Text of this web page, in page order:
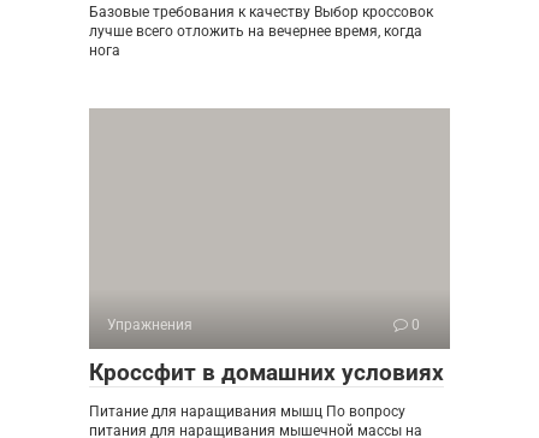
Базовые требования к качеству Выбор кроссовок
лучше всего отложить на вечернее время, когда
нога
Упражнения 0
Кроссфит в домашних условиях
Питание для наращивания мышц По вопросу
питания для наращивания мышечной массы на